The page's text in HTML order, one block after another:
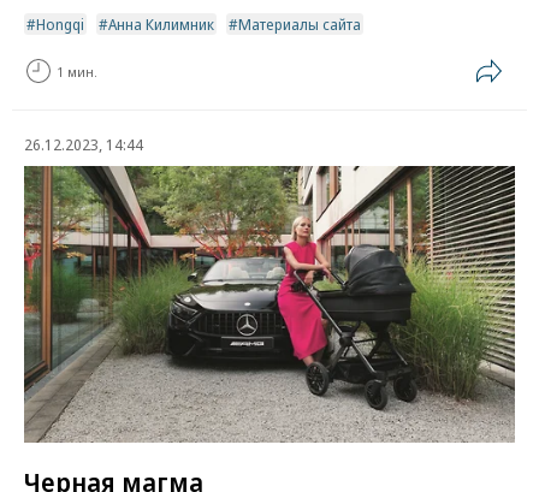
Hongqi Анна Килимник Материалы сайта
1 мин.
26.12.2023, 14:44
Черная магма